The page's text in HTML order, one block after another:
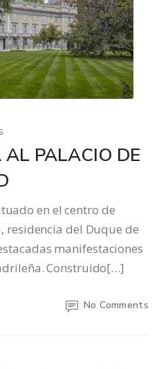
PALACIO DE
en el centro de
residencia del Duque de
manifestaciones
Construido[…]
No Comments